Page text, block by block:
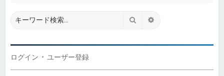
検索
ログイン • ユーザー登録